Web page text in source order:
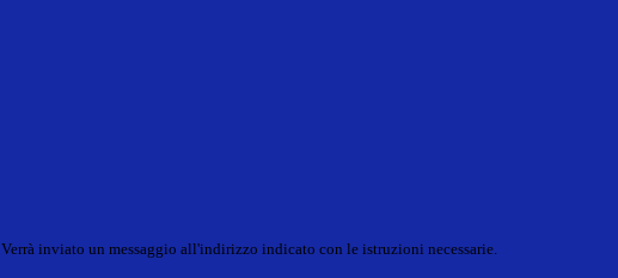
Verrà inviato un messaggio all'indirizzo indicato con le istruzioni necessarie.